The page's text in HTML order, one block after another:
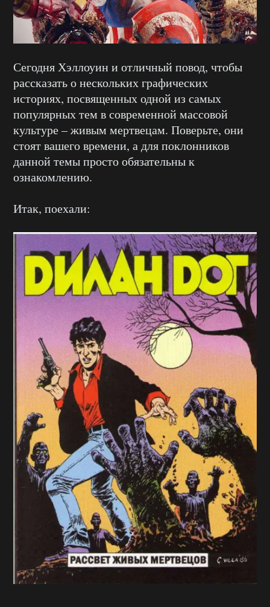
Сегодня Хэллоуин и отличный повод, чтобы
рассказать о нескольких графических
историях, посвященных одной из самых
популярных тем в современной массовой
культуре – живым мертвецам. Поверьте, они
стоят вашего времени, а для поклонников
данной темы просто обязательны к
ознакомлению.
Итак, поехали: